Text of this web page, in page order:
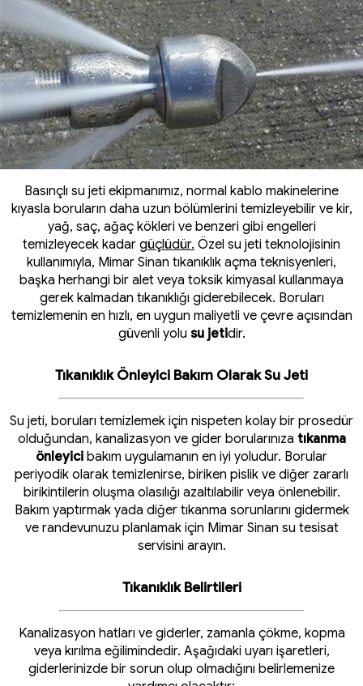
Basınçlı su jeti ekipmanımız, normal kablo makinelerine
kıyasla boruların daha uzun bölümlerini temizleyebilir ve kir,
yağ, saç, ağaç kökleri ve benzeri gibi engelleri
temizleyecek kadar güçlüdür. Özel su jeti teknolojisinin
kullanımıyla, Mimar Sinan tıkanıklık açma teknisyenleri,
başka herhangi bir alet veya toksik kimyasal kullanmaya
gerek kalmadan tıkanıklığı giderebilecek. Boruları
temizlemenin en hızlı, en uygun maliyetli ve çevre açısından
güvenli yolu su jetidir.
Tıkanıklık Önleyici Bakım Olarak Su Jeti
Su jeti, boruları temizlemek için nispeten kolay bir prosedür
olduğundan, kanalizasyon ve gider borularınıza tıkanma
önleyici bakım uygulamanın en iyi yoludur. Borular
periyodik olarak temizlenirse, biriken pislik ve diğer zararlı
birikintilerin oluşma olasılığı azaltılabilir veya önlenebilir.
Bakım yaptırmak yada diğer tıkanma sorunlarını gidermek
ve randevunuzu planlamak için Mimar Sinan su tesisat
servisini arayın.
Tıkanıklık Belirtileri
Kanalizasyon hatları ve giderler, zamanla çökme, kopma
veya kırılma eğilimindedir. Aşağıdaki uyarı işaretleri,
giderlerinizde bir sorun olup olmadığını belirlemenize